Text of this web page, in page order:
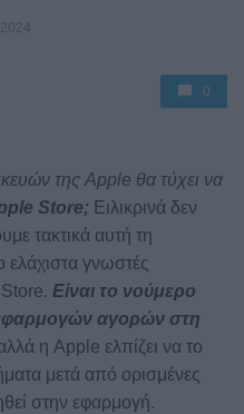
0
της Apple θα τύχει να
Store; Ειλικρινά δεν
τακτικά αυτή τη
ελάχιστα γνωστές
Είναι το νούμερο
αγορών στη
η Apple ελπίζει να το
μετά από ορισμένες
στην εφαρμογή.